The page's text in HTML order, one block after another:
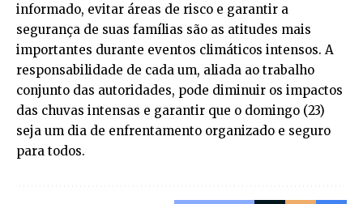
informado, evitar áreas de risco e garantir a
segurança de suas famílias são as atitudes mais
importantes durante eventos climáticos intensos. A
responsabilidade de cada um, aliada ao trabalho
conjunto das autoridades, pode diminuir os impactos
das chuvas intensas e garantir que o domingo (23)
seja um dia de enfrentamento organizado e seguro
para todos.